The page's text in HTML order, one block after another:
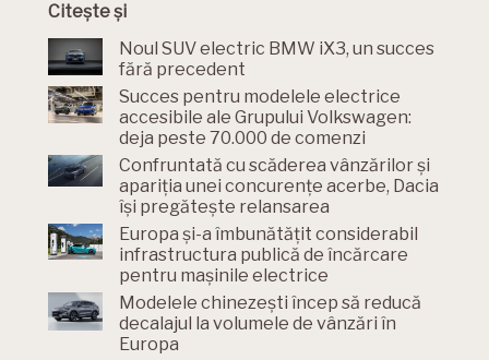
Citește și
Noul SUV electric BMW iX3, un succes
fără precedent
Succes pentru modelele electrice
accesibile ale Grupului Volkswagen:
deja peste 70.000 de comenzi
Confruntată cu scăderea vânzărilor și
apariția unei concurențe acerbe, Dacia
își pregătește relansarea
Europa și-a îmbunătățit considerabil
infrastructura publică de încărcare
pentru mașinile electrice
Modelele chinezești încep să reducă
decalajul la volumele de vânzări în
Europa